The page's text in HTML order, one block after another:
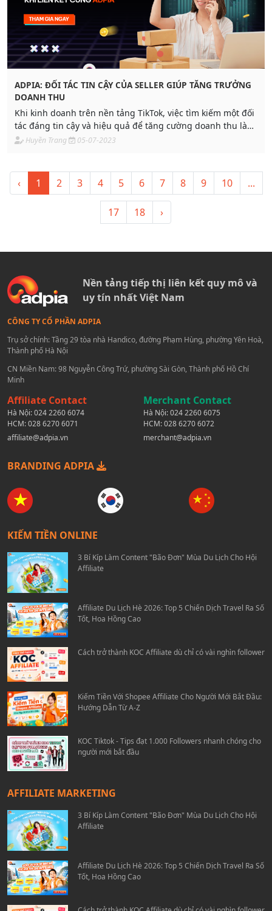
ADPIA: ĐỐI TÁC TIN CẬY CỦA SELLER GIÚP TĂNG TRƯỞNG
DOANH THU
Khi kinh doanh trên nền tảng TikTok, việc tìm kiếm một đối
tác đáng tin cậy và hiệu quả để tăng cường doanh thu là
điều vô cùng quan trọng. Với những giải pháp và dịch vụ
bỏ qua.
Huyền Trang 05-07-2023
‹ 1 2 3 4 5 6 7 8 9 10 ...
17 18 ›
Nền tảng tiếp thị liên kết quy mô và
uy tín nhất Việt Nam
CÔNG TY CỔ PHẦN ADPIA
Trụ sở chính: Tầng 29 tòa nhà Handico, đường Phạm Hùng, phường Yên Hoà,
Thành phố Hà Nội
CN Miền Nam: 98 Nguyễn Công Trứ, phường Sài Gòn, Thành phố Hồ Chí
Minh
Affiliate Contact
Hà Nội:024 2260 6074
HCM:028 6270 6071
affiliate@adpia.vn
Merchant Contact
Hà Nội:024 2260 6075
HCM:028 6270 6072
merchant@adpia.vn
BRANDING ADPIA
KIẾM TIỀN ONLINE
3 Bí Kíp Làm Content "Bão Đơn" Mùa Du Lịch Cho Hội
Affiliate
Affiliate Du Lịch Hè 2026: Top 5 Chiến Dịch Travel Ra Số
Tốt, Hoa Hồng Cao
Cách trở thành KOC Affiliate dù chỉ có vài nghìn follower
Kiếm Tiền Với Shopee Affiliate Cho Người Mới Bắt Đầu:
Hướng Dẫn Từ A-Z
KOC Tiktok - Tips đạt 1.000 Followers nhanh chóng cho
người mới bắt đầu
AFFILIATE MARKETING
3 Bí Kíp Làm Content "Bão Đơn" Mùa Du Lịch Cho Hội
Affiliate
Affiliate Du Lịch Hè 2026: Top 5 Chiến Dịch Travel Ra Số
Tốt, Hoa Hồng Cao